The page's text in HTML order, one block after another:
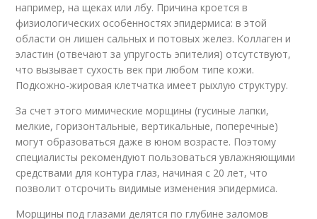
например, на щеках или лбу. Причина кроется в
физиологических особенностях эпидермиса: в этой
области он лишен сальных и потовых желез. Коллаген и
эластин (отвечают за упругость эпителия) отсутствуют,
что вызывает сухость век при любом типе кожи.
Подкожно-жировая клетчатка имеет рыхлую структуру.
За счет этого мимические морщины (гусиные лапки,
мелкие, горизонтальные, вертикальные, поперечные)
могут образоваться даже в юном возрасте. Поэтому
специалисты рекомендуют пользоваться увлажняющими
средствами для контура глаз, начиная с 20 лет, что
позволит отсрочить видимые изменения эпидермиса.
Морщины под глазами делятся по глубине заломов